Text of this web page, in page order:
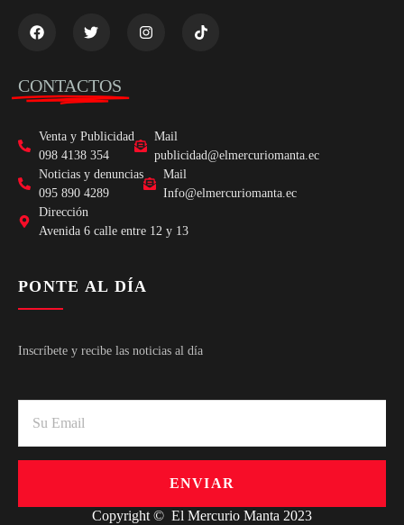
CONTACTOS
Venta y Publicidad
098 4138 354
Mail
publicidad@elmercuriomanta.ec
Noticias y denuncias
095 890 4289
Mail
Info@elmercuriomanta.ec
Dirección
Avenida 6 calle entre 12 y 13
PONTE AL DÍA
Inscríbete y recibe las noticias al día
ENVIAR
Copyright © El Mercurio Manta 2023